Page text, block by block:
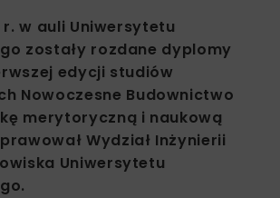
r. w auli Uniwersytetu
zostały rozdane dyplomy
edycji studiów
Nowoczesne Budownictwo
merytoryczną i naukową
Wydział Inżynierii
Uniwersytetu